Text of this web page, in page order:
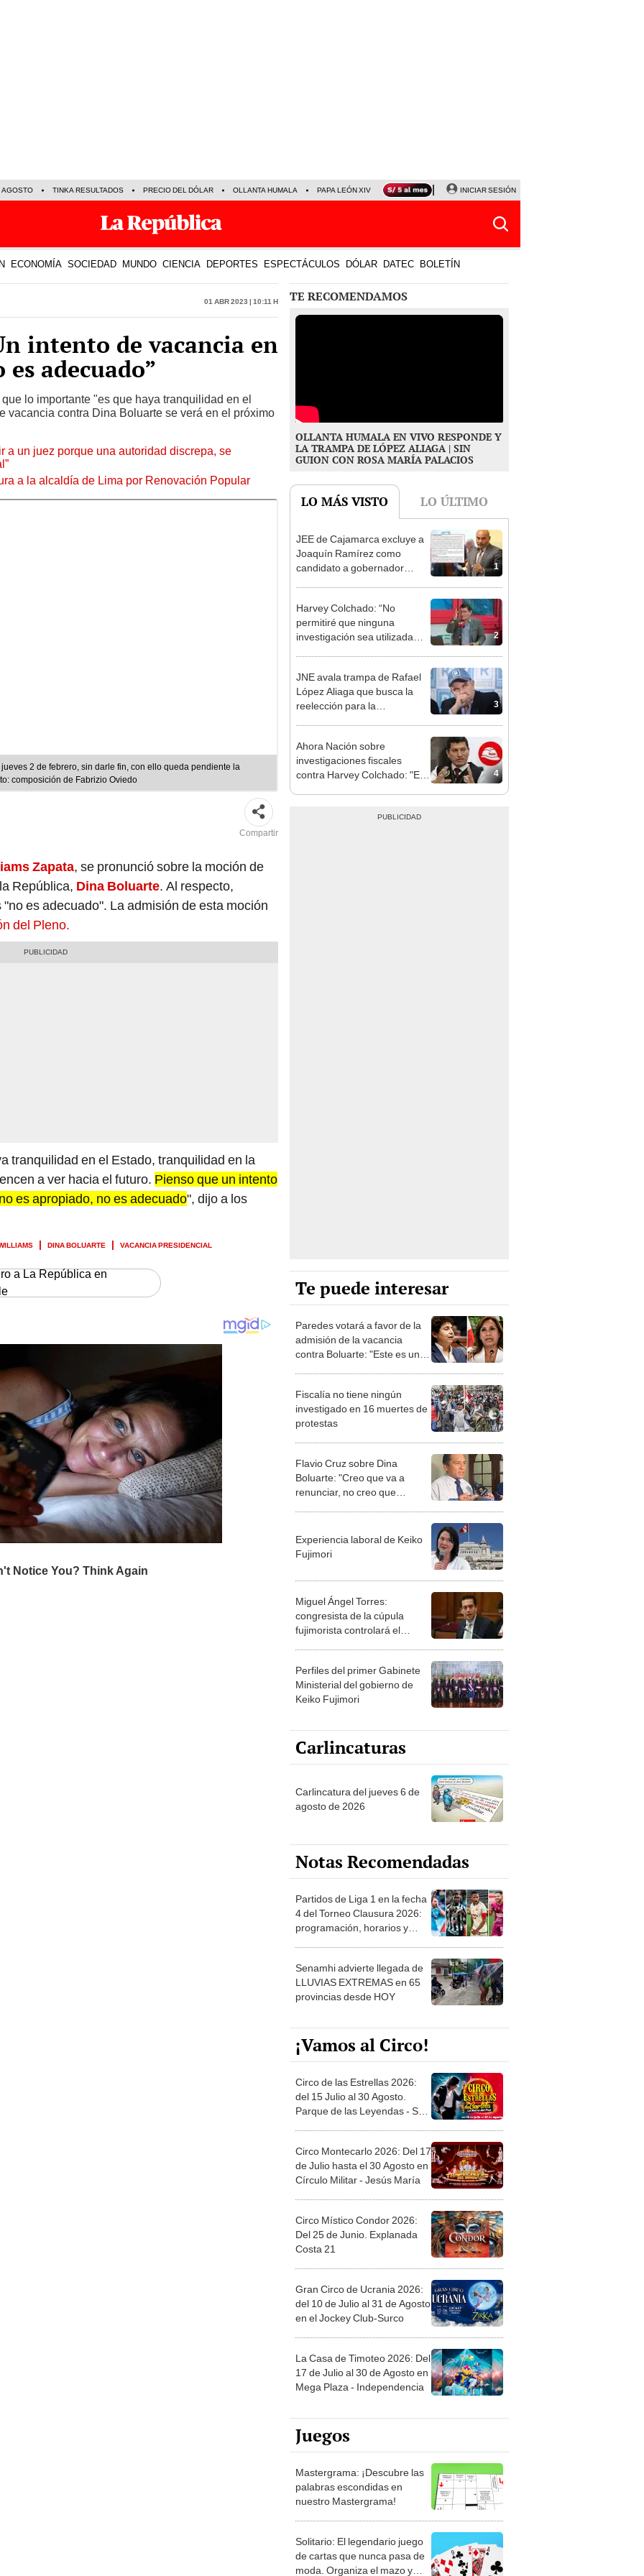
AGOSTO TINKA RESULTADOS PRECIO DEL DÓLAR OLLANTA HUMALA PAPA LEÓN XIV NALDY SALDAÑA LA BELLA LUZ
INICIAR SESIÓN
ECONOMÍA SOCIEDAD MUNDO CIENCIA DEPORTES ESPECTÁCULOS DÓLAR DATEC BOLETÍN
01 Abr 2023 | 10:11 h
intento de vacancia en
adecuado”
lo importante "es que haya tranquilidad en el
vacancia contra Dina Boluarte se verá en el próximo
a un juez porque una autoridad discrepa, se
a la alcaldía de Lima por Renovación Popular
2 de febrero, sin darle fin, con ello queda pendiente la
composición de Fabrizio Oviedo
Compartir
Zapata, se pronunció sobre la moción de
República, Dina Boluarte. Al respecto,
es adecuado". La admisión de esta moción
del Pleno.
tranquilidad en el Estado, tranquilidad en la
a ver hacia el futuro. Pienso que un intento
es apropiado, no es adecuado", dijo a los
DINA BOLUARTE VACANCIA PRESIDENCIAL
a La República en
TE RECOMENDAMOS
OLLANTA HUMALA EN VIVO RESPONDE Y
LA TRAMPA DE LÓPEZ ALIAGA | SIN
GUION CON ROSA MARÍA PALACIOS
LO MÁS VISTO LO ÚLTIMO
1
JEE de Cajamarca excluye a
Joaquín Ramírez como
candidato a gobernador
2
Harvey Colchado: “No
permitiré que ninguna
investigación sea utilizada
3
JNE avala trampa de Rafael
López Aliaga que busca la
reelección para la
4
Ahora Nación sobre
investigaciones fiscales
contra Harvey Colchado: "El
Te puede interesar
Paredes votará a favor de la
admisión de la vacancia
contra Boluarte: "Este es un
Fiscalía no tiene ningún
investigado en 16 muertes de
protestas
Flavio Cruz sobre Dina
Boluarte: "Creo que va a
renunciar, no creo que
Experiencia laboral de Keiko
Fujimori
Miguel Ángel Torres:
congresista de la cúpula
fujimorista controlará el
Perfiles del primer Gabinete
Ministerial del gobierno de
Keiko Fujimori
Carlincaturas
Carlincatura del jueves 6 de
agosto de 2026
Notas Recomendadas
Partidos de Liga 1 en la fecha
4 del Torneo Clausura 2026:
programación, horarios y
Senamhi advierte llegada de
LLUVIAS EXTREMAS en 65
provincias desde HOY
¡Vamos al Circo!
Circo de las Estrellas 2026:
del 15 Julio al 30 Agosto.
Parque de las Leyendas - San
Circo Montecarlo 2026: Del 17
de Julio hasta el 30 Agosto en
Círculo Militar - Jesús María
Circo Místico Condor 2026:
Del 25 de Junio. Explanada
Costa 21
Gran Circo de Ucrania 2026:
del 10 de Julio al 31 de Agosto
en el Jockey Club-Surco
La Casa de Timoteo 2026: Del
17 de Julio al 30 de Agosto en
Mega Plaza - Independencia
Juegos
Mastergrama: ¡Descubre las
palabras escondidas en
nuestro Mastergrama!
Solitario: El legendario juego
de cartas que nunca pasa de
moda. Organiza el mazo y